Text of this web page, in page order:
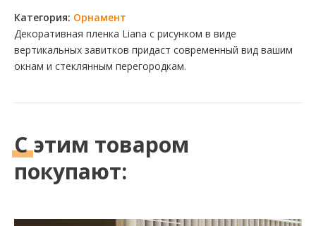
Категория: Орнамент
Декоративная пленка Liana с рисунком в виде
вертикальных завитков придаст современный вид вашим
окнам и стеклянным перегородкам.
С этим товаром
покупают: